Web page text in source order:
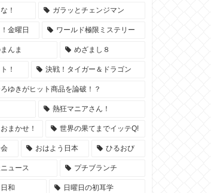
！ ガラッとチェンジマン
金曜日 ワールド極限ミステリー
んま めざまし８
！ 決戦！タイガー＆ドラゴン
ゆきがヒット商品を論破！？
熱狂マニアさん！
まかせ！ 世界の果てまでイッテQ!
おはよう日本 ひるおび
ュース プチブランチ
和 日曜日の初耳学